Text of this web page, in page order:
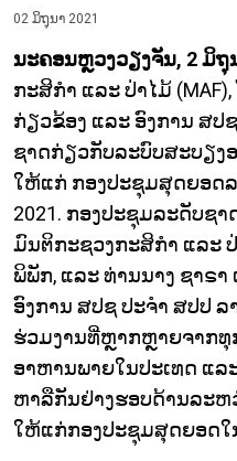
02 ມິຖຸນາ 2021
ນະຄອນຫຼວງວຽງຈັນ, 2 ມິຖຸ
ກະສິກຳ ແລະ ປ່າໄມ້
ກ່ຽວຂ້ອງ ແລະ ອົງການ ສປ
ຊາດກ່ຽວກັບລະບົບສະບຽງ
ໃຫ້ແກ່ ກອງປະຊຸມສຸດຍອດ
2021. ກອງປະຊຸມລະດັບຊ
ມົນຕິກະຊວງກະສິກຳ ແລະ
ພິພັກ, ແລະ ທ່ານນາງ ຊາຣາ
ອົງການ ສປຊ ປະຈຳ ສປປ ລ
ຮ່ວມງານທີ່ຫຼາກຫຼາຍຈາກທຸ
ອາຫານພາຍໃນປະເທດ ແ
ຫາລືກັນຢ່າງຮອບດ້ານລະຫ
ໃຫ້ແກ່ກອງປະຊຸມສຸດຍອດໃ